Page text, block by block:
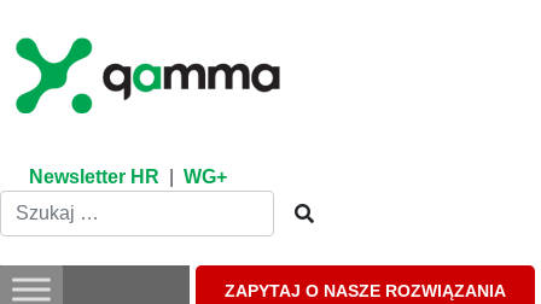
content
Newsletter HR WG+
ZAPYTAJ O NASZE ROZWIĄZANIA